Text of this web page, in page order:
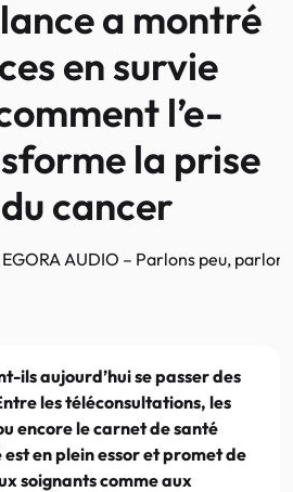
a montré
en survie
l’e-
la prise
cancer
EGORA AUDIO – Parlons peu,
ils aujourd’hui se passer des
les téléconsultations, les
encore le carnet de santé
en plein essor et promet de
soignants comme aux